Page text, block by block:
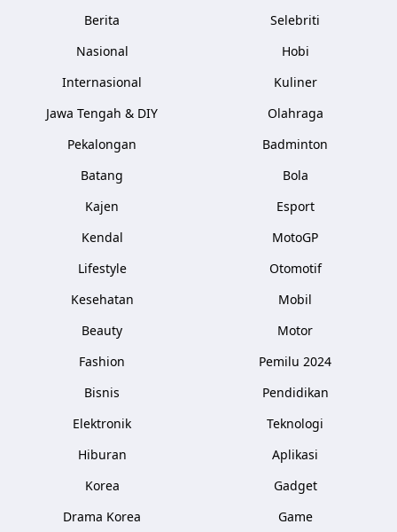
Berita
Nasional
Internasional
Jawa Tengah & DIY
Pekalongan
Batang
Kajen
Kendal
Lifestyle
Kesehatan
Beauty
Fashion
Bisnis
Elektronik
Hiburan
Korea
Drama Korea
Selebriti
Hobi
Kuliner
Olahraga
Badminton
Bola
Esport
MotoGP
Otomotif
Mobil
Motor
Pemilu 2024
Pendidikan
Teknologi
Aplikasi
Gadget
Game